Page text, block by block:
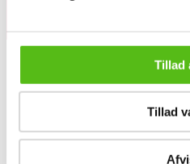
Tillad
Tillad
Johnny Madsen. Figure
Contact and Opening Hours
Call us +45 44509800